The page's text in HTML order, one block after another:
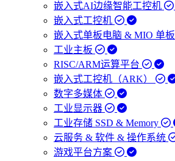
嵌入式AI边缘智能工控机
嵌入式工控机
嵌入式单板电脑 & MIO 单板
工业主板
RISC/ARM运算平台
嵌入式工控机（ARK）
数字多媒体
工业显示器
工业存储 SSD & Memory
云服务 & 软件 & 操作系统
游戏平台方案